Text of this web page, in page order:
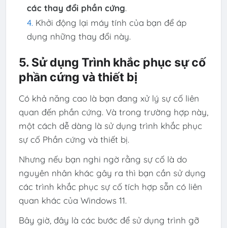
các thay đổi phần cứng.
Khởi động lại máy tính của bạn để áp
dụng những thay đổi này.
5. Sử dụng Trình khắc phục sự cố
phần cứng và thiết bị
Có khả năng cao là bạn đang xử lý sự cố liên
quan đến phần cứng. Và trong trường hợp này,
một cách dễ dàng là sử dụng trình khắc phục
sự cố Phần cứng và thiết bị.
Nhưng nếu bạn nghi ngờ rằng sự cố là do
nguyên nhân khác gây ra thì bạn cần sử dụng
các trình khắc phục sự cố tích hợp sẵn có liên
quan khác của Windows 11.
Bây giờ, đây là các bước để sử dụng trình gỡ